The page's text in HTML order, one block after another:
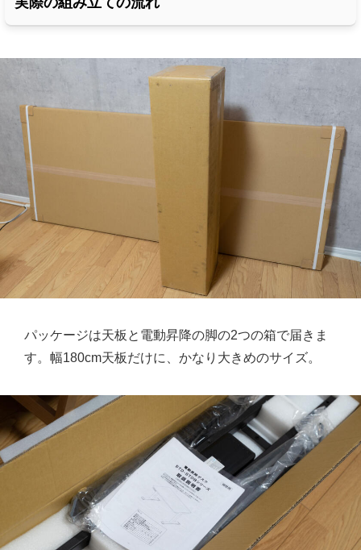
パッケージは天板と電動昇降の脚の2つの箱で届きま
す。幅180cm天板だけに、かなり大きめのサイズ。